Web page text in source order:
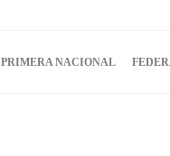
PRIMERA NACIONAL